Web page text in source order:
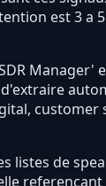
est 3 a
Manager'
customer
listes de
referençant